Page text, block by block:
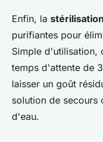
Enfin, la
purifiantes pour
Simple d'utilisation,
temps d'attente de
laisser un goût
solution de secours
d'eau.